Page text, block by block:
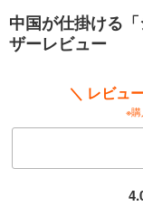
中国が仕掛ける
ザーレビュー
＼ レビュ
※